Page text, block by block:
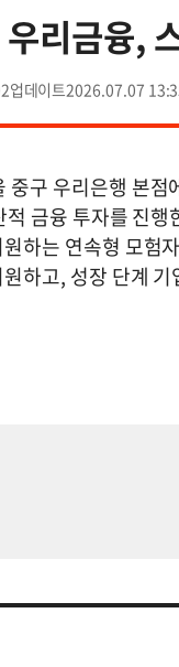
리금융,
2026.07.07
중구 우리은행 본
금융 투자를 진
하는 연속형 모험
하고, 성장 단계